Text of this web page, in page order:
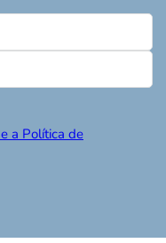
a Política de